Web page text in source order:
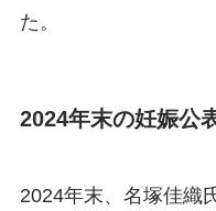
た。
2024年末の妊娠公
2024年末、名塚佳織